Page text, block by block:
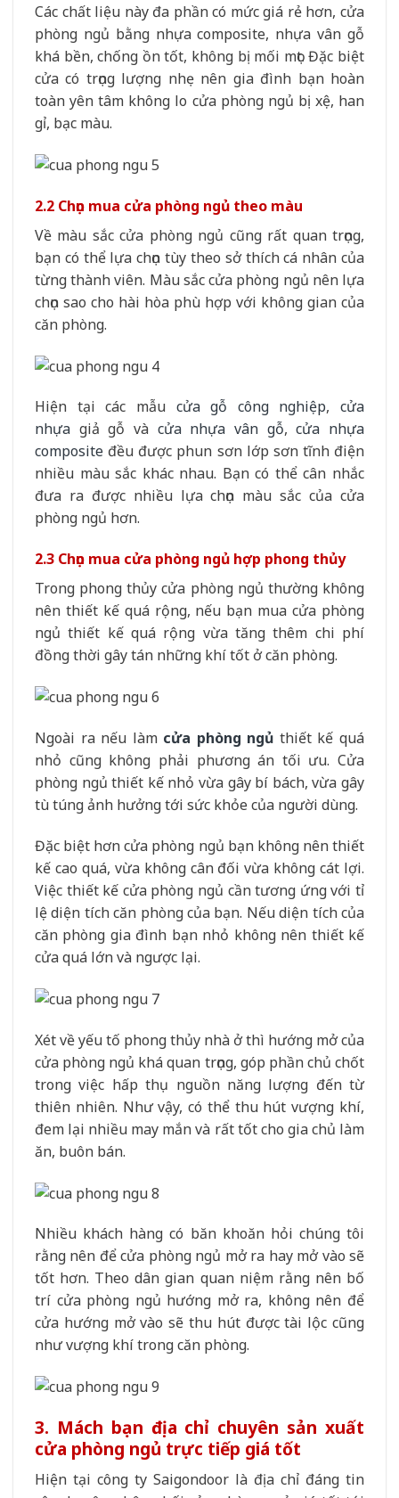
Các chất liệu này đa phần có mức giá rẻ hơn, cửa
phòng ngủ bằng nhựa composite, nhựa vân gỗ
khá bền, chống ồn tốt, không bị mối mọt. Đặc biệt
cửa có trọng lượng nhẹ nên gia đình bạn hoàn
toàn yên tâm không lo cửa phòng ngủ bị xệ, han
gỉ, bạc màu.
2.2 Chọn mua cửa phòng ngủ theo màu
Về màu sắc cửa phòng ngủ cũng rất quan trọng,
bạn có thể lựa chọn tùy theo sở thích cá nhân của
từng thành viên. Màu sắc cửa phòng ngủ nên lựa
chọn sao cho hài hòa phù hợp với không gian của
căn phòng.
Hiện tại các mẫu cửa gỗ công nghiệp, cửa
nhựa giả gỗ và cửa nhựa vân gỗ,cửa nhựa
composite đều được phun sơn lớp sơn tĩnh điện
nhiều màu sắc khác nhau. Bạn có thể cân nhắc
đưa ra được nhiều lựa chọn màu sắc của cửa
phòng ngủ hơn.
2.3 Chọn mua cửa phòng ngủ hợp phong thủy
Trong phong thủy cửa phòng ngủ thường không
nên thiết kế quá rộng, nếu bạn mua cửa phòng
ngủ thiết kế quá rộng vừa tăng thêm chi phí
đồng thời gây tán những khí tốt ở căn phòng.
Ngoài ra nếu làmcửa phòng ngủ thiết kế quá
nhỏ cũng không phải phương án tối ưu. Cửa
phòng ngủ thiết kế nhỏ vừa gây bí bách, vừa gây
tù túng ảnh hưởng tới sức khỏe của người dùng.
Đặc biệt hơn cửa phòng ngủ bạn không nên thiết
kế cao quá, vừa không cân đối vừa không cát lợi.
Việc thiết kế cửa phòng ngủ cần tương ứng với tỉ
lệ diện tích căn phòng của bạn. Nếu diện tích của
căn phòng gia đình bạn nhỏ không nên thiết kế
cửa quá lớn và ngược lại.
Xét về yếu tố phong thủy nhà ở thì hướng mở của
cửa phòng ngủ khá quan trọng, góp phần chủ chốt
trong việc hấp thụ nguồn năng lượng đến từ
thiên nhiên. Như vậy, có thể thu hút vượng khí,
đem lại nhiều may mắn và rất tốt cho gia chủ làm
ăn, buôn bán.
Nhiều khách hàng có băn khoăn hỏi chúng tôi
rằng nên để cửa phòng ngủ mở ra hay mở vào sẽ
tốt hơn. Theo dân gian quan niệm rằng nên bố
trí cửa phòng ngủ hướng mở ra, không nên để
cửa hướng mở vào sẽ thu hút được tài lộc cũng
như vượng khí trong căn phòng.
3. Mách bạn địa chỉ chuyên sản xuất
cửa phòng ngủ trực tiếp giá tốt
Hiện tại công ty Saigondoor là địa chỉ đáng tin